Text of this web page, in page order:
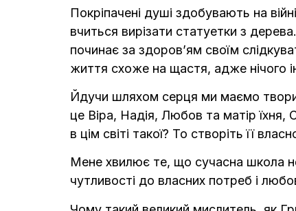
Покріпачені душі здобувають на
вчиться вирізати статуетки з
починає за здоров’ям своїм
життя схоже на щастя, адже нічого
Йдучи шляхом серця ми маємо
це Віра, Надія, Любов та матір
в цім світі такої? То створіть її
Мене хвилює те, що сучасна школа не
чутливості до власних потреб і